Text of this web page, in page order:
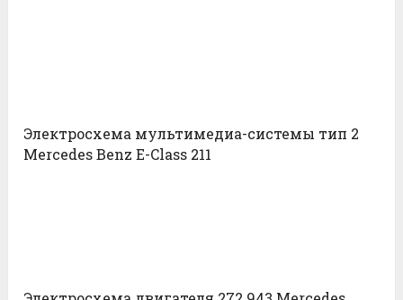
Электросхема мультимедиа-системы тип 2
Mercedes Benz E-Class 211